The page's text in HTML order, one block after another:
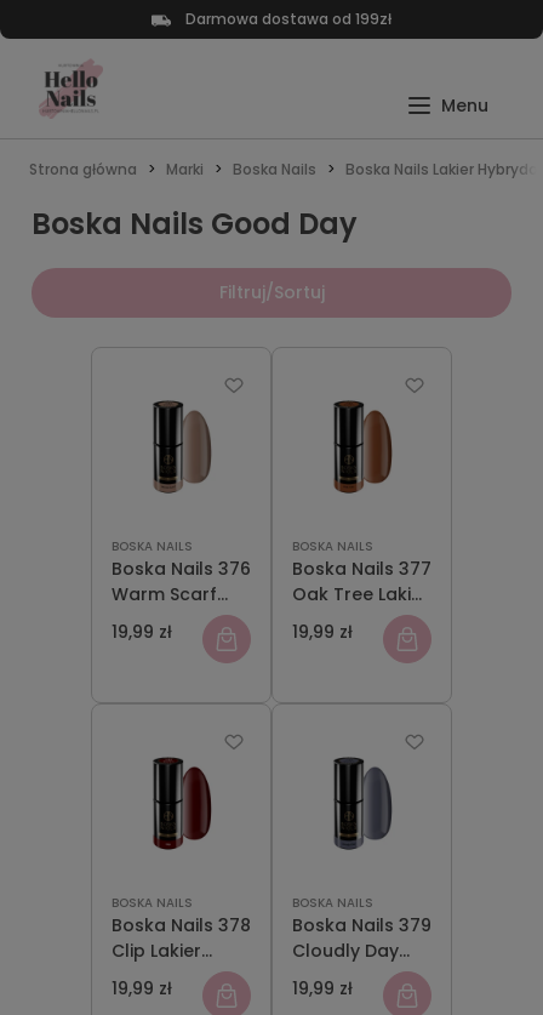
Darmowa dostawa od 199zł
Strona główna Marki Boska Nails Boska Nails Lakier
Boska Nails Good Day
Filtruj/Sortuj
BOSKA NAILS
Boska Nails 376
Warm Scarf
Lakier
Hybrydowy 6
19,99 zł
BOSKA NAILS
Boska Nails 377
Oak Tree Lakier
Hybrydowy 6
ml
19,99 zł
BOSKA NAILS
Boska Nails 378
Clip Lakier
Hybrydowy 6
ml
19,99 zł
BOSKA NAILS
Boska Nails 379
Cloudly Day
Lakier
Hybrydowy 6
19,99 zł